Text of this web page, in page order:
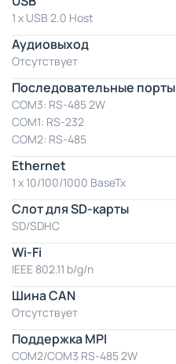
1 x USB 2.0 Host
Аудиовыход
Отсутствует
Последовательные порты
COM3: RS-485 2W
COM1: RS-232
COM2: RS-485
Ethernet
1 x 10/100/1000 BaseTx
Слот для SD-карты
SD/SDHC
Wi-Fi
IEEE 802.11 b/g/n
Шина CAN
Отсутствует
Поддержка MPI
COM2/COM3 RS-485 2W